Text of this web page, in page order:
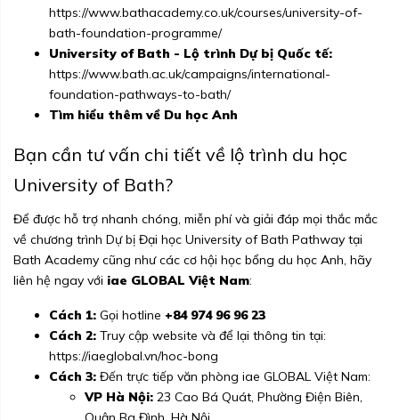
https://www.bathacademy.co.uk/courses/university-of-
bath-foundation-programme/
University of Bath - Lộ trình Dự bị Quốc tế:
https://www.bath.ac.uk/campaigns/international-
foundation-pathways-to-bath/
Tìm hiểu thêm về Du học Anh
Bạn cần tư vấn chi tiết về lộ trình du học
University of Bath?
Để được hỗ trợ nhanh chóng, miễn phí và giải đáp mọi thắc mắc
về chương trình Dự bị Đại học University of Bath Pathway tại
Bath Academy cũng như các cơ hội học bổng du học Anh, hãy
liên hệ ngay với iae GLOBAL Việt Nam:
Cách 1: Gọi hotline +84 974 96 96 23
Cách 2: Truy cập website và để lại thông tin tại:
https://iaeglobal.vn/hoc-bong
Cách 3: Đến trực tiếp văn phòng iae GLOBAL Việt Nam:
VP Hà Nội: 23 Cao Bá Quát, Phường Điện Biên,